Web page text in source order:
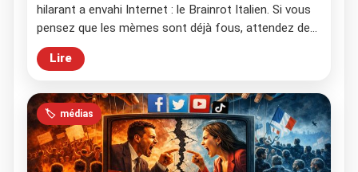
hilarant a envahi Internet : le Brainrot Italien. Si vous
pensez que les mèmes sont déjà fous, attendez de
voir ce que cette intelligence artificielle a créé ! Des
sculptures Renaissance qui sourient comme des
créatures absurdes et des célébrités […]
Lire
🏷️ médias